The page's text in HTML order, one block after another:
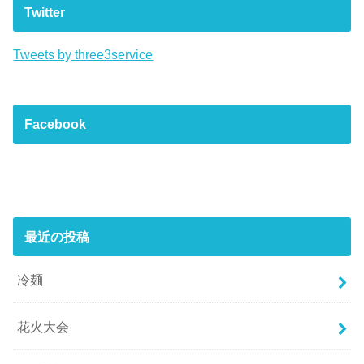
Twitter
Tweets by three3service
Facebook
最近の投稿
冷麺
花火大会